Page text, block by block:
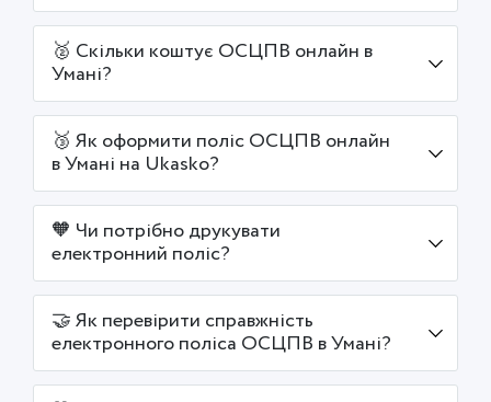
🥈 Скільки коштує ОСЦПВ онлайн в
Умані?
🥉 Як оформити поліс ОСЦПВ онлайн
в Умані на Ukasko?
🧡 Чи потрібно друкувати
електронний поліс?
🤝 Як перевірити справжність
електронного поліса ОСЦПВ в Умані?